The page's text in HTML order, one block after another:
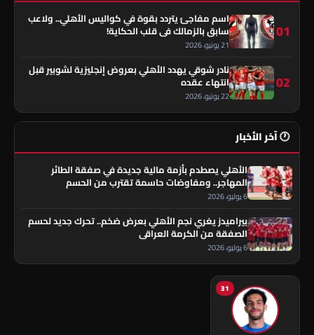
01
اسم مفاجئ يتردد بقوة في كواليس الأهلي.. ولاعب
سابق بالزمالك في قلب الحكاية!
21 يونيو، 2026
02
نادر شوقي يهدد الأهلي بعروض إنجليزية لشوبير قبل
انتهاء عقده
22 يونيو، 2026
🕐 آخر الأخبار
الأهلي يصطدم بأزمة مالية جديدة في صفقة الطائر
المهاجر.. ومفاوضات حاسمة تقترب من الحسم
6 يوليو، 2026
بيراميدز يغري نجم الأهلي بعرض ضخم.. تحرك جديد لحسم
الصفقة من الكرمة العراقي
6 يوليو، 2026
31